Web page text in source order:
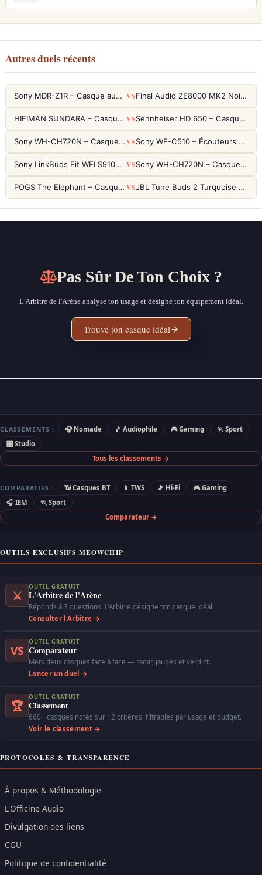
Autres duels récents
Sony MDR-Z1R – Casque audiophile fermé haute résolution VS Final Audio ZE8000 MK2 Noir – Écouteurs True Wireless audiophiles 8K Sound
HIFIMAN SUNDARA – Casque Planar Magnetic Ouvert Over-Ear Audiophile VS Sennheiser HD 650 – Casque audiophile ouvert pour l'écoute analytique
Sony WH-CH720N – Casque ANC 35h, Ultra-léger (192g) avec Processeur V1 VS Sony WF-C510 – Écouteurs True Wireless compacts, autonomie 22h et multipoint
Sony LinkBuds Fit WFLS910NW Blanc – Écouteurs Sport Ailes ANC VS Sony WH-CH720N – Casque ANC 35h, Ultra-léger (192g) avec Processeur V1
POGS The Elephant – Casque Filaire Enfants 85dB POGS-Safe™ (Éco-Responsable) VS JBL Tune Buds 2 Turquoise – Écouteurs True Wireless avec ANC et autonomie 48h
Pas Sûr De Ton Choix ?
L'Arbitre de l'Arène analyse ton usage et désigne ton équipement idéal.
Trouve ton casque idéal
CLASSEMENTS : 🎧 Nomade 🎵 Audiophile 🎮 Gaming
🏃 Sport
🎛 Studio
Tous les classements →
COMPARATIFS : 📶 Casques BT 📱 TWS 🎵 Hi-Fi
🎮 Gaming
🎧 IEM
🏃 Sport
Comparateur →
OUTILS EXCLUSIFS MEOWCHIP
⚔
OUTIL GRATUIT
L'Arbitre de l'Arène
Réponds à 3 questions. L'Arbitre désigne ton casque idéal.
Consulter l'Arbitre →
VS
OUTIL GRATUIT
Comparateur
Mets deux casques face à face — radar, jauges et verdict.
Lancer un duel →
🏆
OUTIL GRATUIT
Classement
660+ casques notés sur 12 critères, filtrables par usage et budget.
Voir le classement →
PROTOCOLES & TRANSPARENCE
À propos & Méthodologie
L'Officine Audio
Divulgation des liens
CGU
Politique de confidentialité